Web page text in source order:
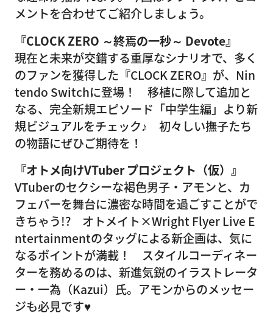
メントを合わせてご紹介しましょう。
『CLOCK ZERO ～終焉の一秒～ Devote』
現在と未来が交錯する重厚なシナリオで、多く
のファンを獲得した『CLOCK ZERO』が、Nin
tendo Switchに登場！ 移植に際して追加と
なる、完全新規エピソード「中学生編」より新
規ビジュアルをチェック♪ 初々しい撫子たち
の物語にぜひご期待を！
『オトメ向けVTuber プロジェクト（仮）』
VTuberのセクシーな褐色男子・アモンと、カ
フェバーを舞台に濃密な時間を過ごすことがで
きちゃう!? オトメイト×Wright Flyer Live E
ntertainmentのタッグによる新企画は、気に
なるポイントが満載！ スタイルコーディネー
ターを務めるのは、新進気鋭のイラストレータ
ー・一為（Kazui）氏。アモンからのメッセー
ジも必見です♥